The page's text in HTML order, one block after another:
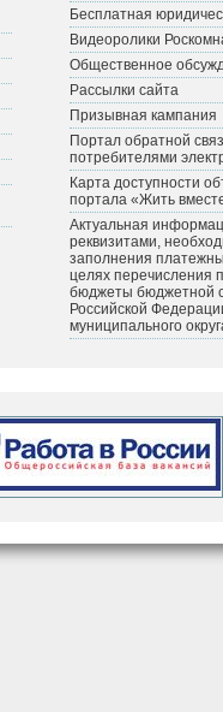
Бесплатная
Видеоролики
Общественное
Рассылки сайта
Призывная кампания
Портал обратной
потребителями
Карта доступности
портала «Жить
Актуальная
реквизитами,
заполнения
целях перечисления
бюджеты бюджетной
Российской
муниципального